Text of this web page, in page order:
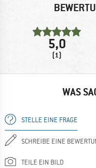
5,0
(1)
WAS
STELLE EINE FRAGE
SCHREIBE EINE
TEILE EIN BILD